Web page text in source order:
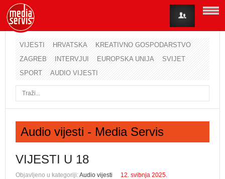
VIJESTI HRVATSKA
KREATIVNO GOSPODARSTVO
ZAGREB
INTERVJUI EUROPSKA UNIJA
SVIJET
SPORT
AUDIO VIJESTI
Audio vijesti - Media Servis
VIJESTI U 18
Objavljeno u kategoriji:Audio vijesti 12. svibnja 2025.
Korisničko ime
Lozinka
Zaboravili ste lozinku?